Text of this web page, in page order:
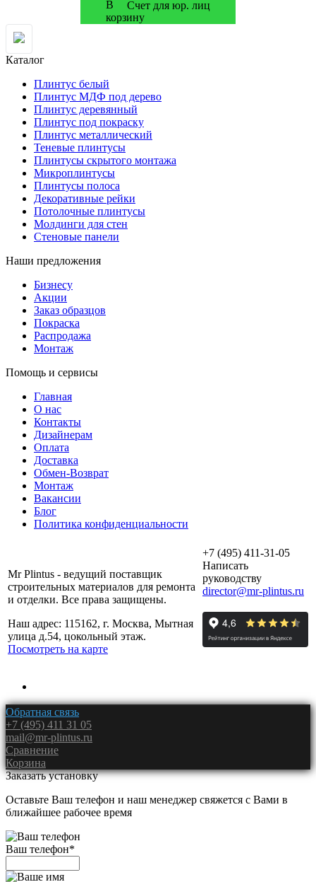
Счет для юр. лиц
Каталог
Плинтус белый
Плинтус МДФ под дерево
Плинтус деревянный
Плинтус под покраску
Плинтус металлический
Теневые плинтусы
Плинтусы скрытого монтажа
Микроплинтусы
Плинтусы полоса
Декоративные рейки
Потолочные плинтусы
Молдинги для стен
Стеновые панели
Наши предложения
Бизнесу
Акции
Заказ образцов
Покраска
Распродажа
Монтаж
Помощь и сервисы
Главная
О нас
Контакты
Дизайнерам
Оплата
Доставка
Обмен-Возврат
Монтаж
Вакансии
Блог
Политика конфиденциальности
Mr Plintus - ведущий поставщик
строительных материалов для ремонта
и отделки. Все права защищены.
Наш адрес: 115162, г. Москва, Мытная
улица д.54, цокольный этаж.
Посмотреть на карте
+7 (495) 411-31-05
Написать
руководству
director@mr-plintus.ru
Обратная связь
+7 (495) 411 31 05
mail@mr-plintus.ru
Сравнение
Корзина
Заказать установку
Оставьте Ваш телефон и наш менеджер свяжется с Вами в
ближайшее рабочее время
Ваш телефон*